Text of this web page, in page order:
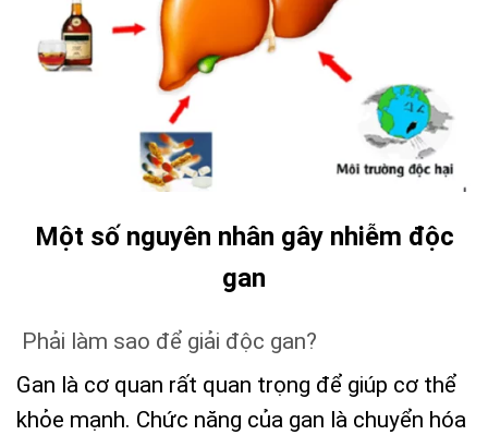
Một số nguyên nhân gây nhiễm độc
gan
Phải làm sao để giải độc gan?
Gan là cơ quan rất quan trọng để giúp cơ thể
khỏe mạnh. Chức năng của gan là chuyển hóa